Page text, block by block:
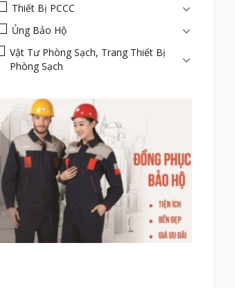
Thiết Bị PCCC
Ủng Bảo Hộ
Vật Tư Phòng Sạch, Trang Thiết Bị
Phòng Sạch